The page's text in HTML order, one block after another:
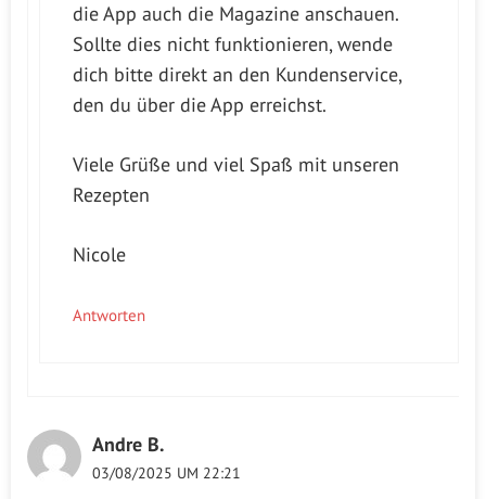
die App auch die Magazine anschauen.
Sollte dies nicht funktionieren, wende
dich bitte direkt an den Kundenservice,
den du über die App erreichst.
Viele Grüße und viel Spaß mit unseren
Rezepten
Nicole
Antworten
Andre B.
03/08/2025 UM 22:21